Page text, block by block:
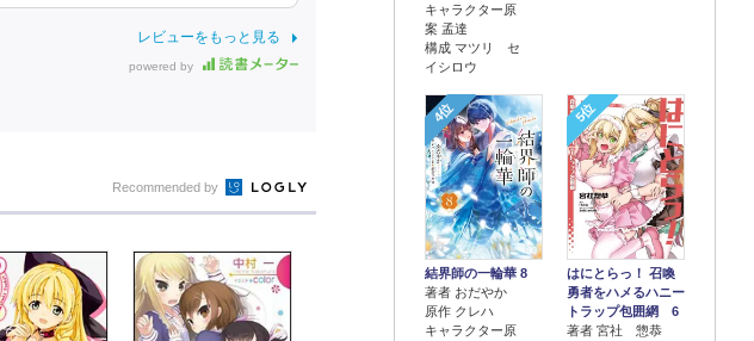
レビューをもっと見る
powered by
キャラクター原
案 孟達
構成 マツリ セ
イシロウ
4位
結界師の一輪華 8
著者 おだやか
原作 クレハ
キャラクター原
5位
はにとらっ！ 召喚
勇者をハメるハニー
トラップ包囲網 6
著者 宮社 惣恭
Recommended by